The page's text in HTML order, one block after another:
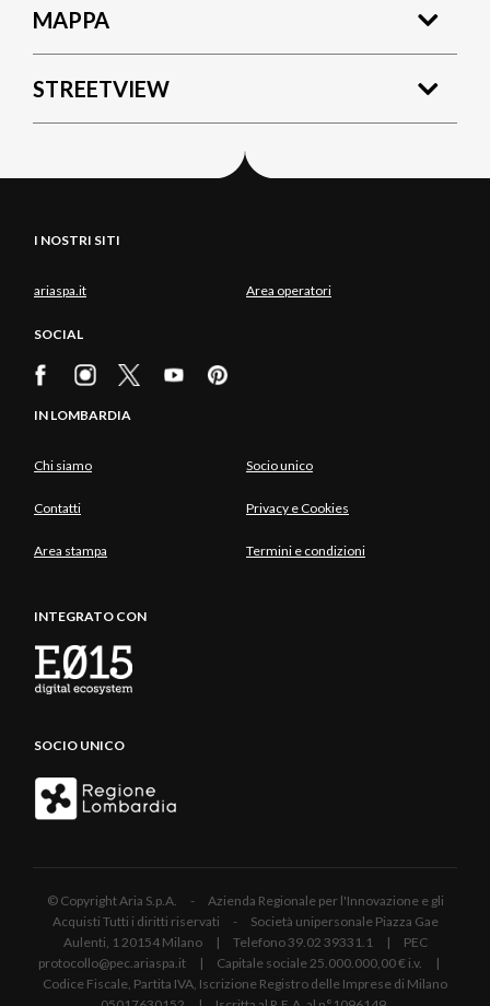
MAPPA
STREETVIEW
I NOSTRI SITI
ariaspa.it Area operatori
SOCIAL
IN LOMBARDIA
Chi siamo Socio unico
Contatti Privacy e Cookies
Area stampa Termini e condizioni
INTEGRATO CON
SOCIO UNICO
© Copyright Aria S.p.A. - Azienda Regionale per l'Innovazione e gli
Acquisti Tutti i diritti riservati - Società unipersonale Piazza Gae
Aulenti, 1 20154 Milano | Telefono 39.02 39331.1 | PEC
protocollo@pec.ariaspa.it | Capitale sociale 25.000.000,00 € i.v. |
Codice Fiscale, Partita IVA, Iscrizione Registro delle Imprese di Milano